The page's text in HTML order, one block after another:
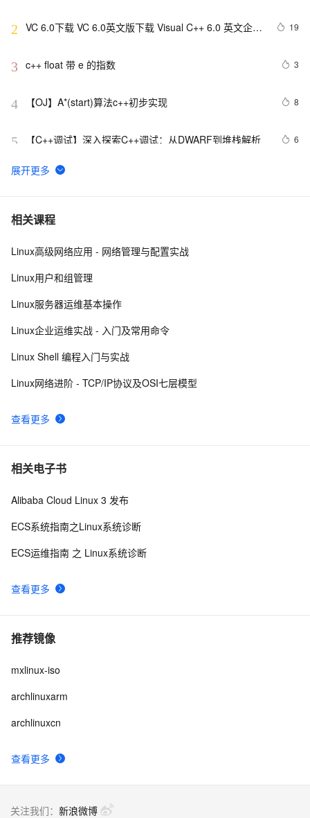
2 VC 6.0下载 VC 6.0英文版下载 Visual C++ 6.0 英文企业
19
3 c++ float 带 e 的指数 3
4 【OJ】A*(start)算法c++初步实现 8
5 【C++调试】深入探索C++调试：从DWARF到堆栈解析 6
6
【C++STL基础入门】深入浅出string类的比较
7 C++错误解决办法：pure virtual method called
8 C++ template 学习归纳2
√2、(2/√π) 等等）
10 读书笔记_Effective_C++_条款二十五： 考虑写出一个
相关课程
查看更多
Linux高级网络应用 - 网络管理与配置实战
Linux用户和组管理
Linux服务器运维基本操作
Linux企业运维实战 - 入门及常用命令
Linux Shell 编程入门与实战
Linux网络进阶 - TCP/IP协议及OSI七层模型
相关电子书
查看更多
Alibaba Cloud Linux 3 发布
ECS系统指南之Linux系统诊断
ECS运维指南 之 Linux系统诊断
推荐镜像
查看更多
mxlinux-iso
archlinuxarm
archlinuxcn
关注我们： 新浪微博